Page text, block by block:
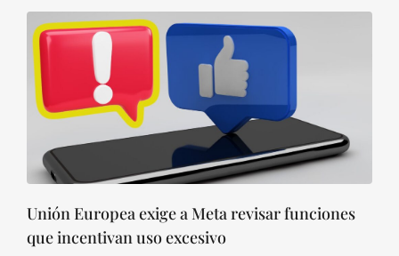
Unión Europea exige a Meta revisar funciones
que incentivan uso excesivo